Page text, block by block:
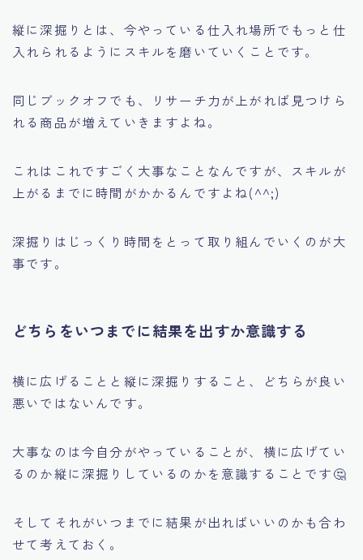
縦に深掘りとは、今やっている仕入れ場所でもっと仕
入れられるようにスキルを磨いていくことです。
同じブックオフでも、リサーチ力が上がれば見つけら
れる商品が増えていきますよね。
これはこれですごく大事なことなんですが、スキルが
上がるまでに時間がかかるんですよね(^^;)
深掘りはじっくり時間をとって取り組んでいくのが大
事です。
どちらをいつまでに結果を出すか意識する
横に広げることと縦に深掘りすること、どちらが良い
悪いではないんです。
大事なのは今自分がやっていることが、横に広げてい
るのか縦に深掘りしているのかを意識することです🤔
そしてそれがいつまでに結果が出ればいいのかも合わ
せて考えておく。